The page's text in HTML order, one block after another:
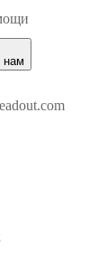
нам